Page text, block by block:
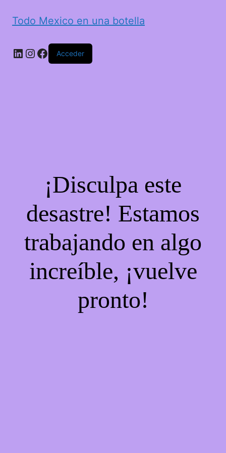
Todo Mexico en una botella
LinkedIn
Instagram
Facebook
Acceder
¡Disculpa este
desastre! Estamos
trabajando en algo
increíble, ¡vuelve
pronto!